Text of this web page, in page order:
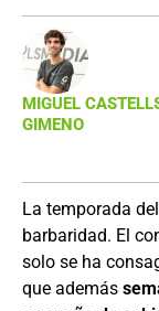
La temporada del
barbaridad. El
solo se ha
que además
MIGUEL
GIMENO